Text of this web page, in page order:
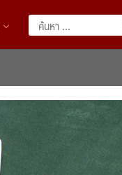
ค้นหา
สำหรับ: